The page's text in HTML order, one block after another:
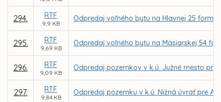
294. RTF
9,9 KB
Odpredaj voľného bytu na Hlavnej 25
295. RTF
9,69 KB
Odpredaj voľného bytu na Mäsiarskej 54
296. RTF
9,09 KB
Odpredaj pozemkov v k.ú. Južné mesto pre
297. RTF
9,84 KB
Odpredaj pozemku v k.ú. Nižná úvrať pre